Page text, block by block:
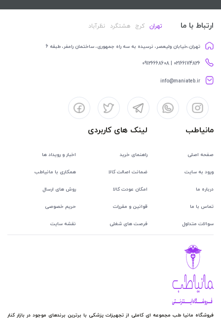
ارتباط با ما تهران کرج هشتگرد نظرآباد
تهران،خیابان ولیعصر، نرسیده به سه راه جمهوری، ساختمان رامفر، طبقه 6
02166174826 | 09126668608
info@maniateb.ir
مانیاطب
صفحه اصلی
ورود به سایت
درباره ما
تماس با ما
سوالات متداول
لینک های کاربردی
راهنمای خرید اخبار و رویداد ها
ضمانت اصالت کالا همکاری با مانیاطب
امکان عودت کالا روش های ارسال
قوانین و مقررات حریم خصوصی
فرصت های شغلی نقشه سایت
فروشگاه مانیا طب مجموعه ای کاملی از تجهیزات پزشکی با برترین برندهای موجود در بازار کنار